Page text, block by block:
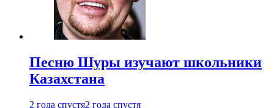
Песню Шуры изучают школьники
Казахстана
2 года спустя2 года спустя